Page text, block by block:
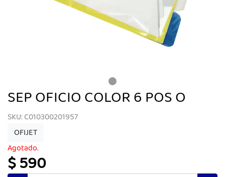
SEP OFICIO COLOR 6 POS O
SKU: C010300201957
OFIJET
Agotado.
$ 590